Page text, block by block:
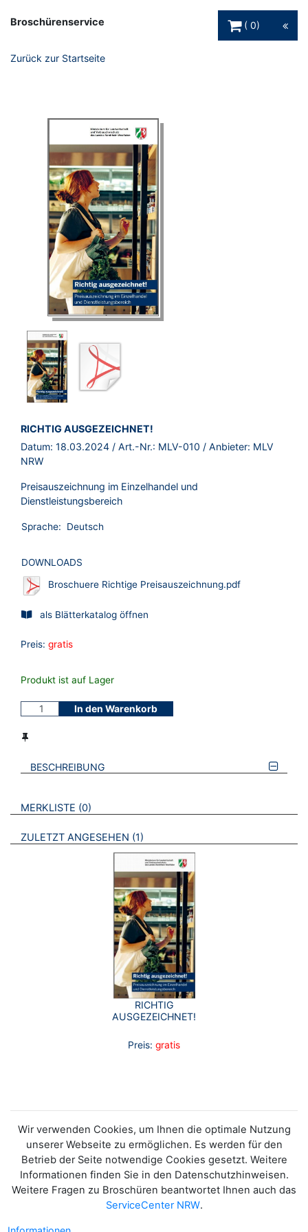
Broschürenservice
0
Zurück zur Startseite
BROSCHÜRE:
RICHTIG AUSGEZEICHNET!
Datum: 18.03.2024 / Art.-Nr.: MLV-010 / Anbieter: MLV
NRW
Preisauszeichnung im Einzelhandel und
Dienstleistungsbereich
Sprache: Deutsch
DOWNLOADS
Broschuere Richtige Preisauszeichnung.pdf
als Blätterkatalog öffnen
Preis: gratis
Produkt ist auf Lager
In den Warenkorb
BESCHREIBUNG
VERWEISE AUF VERMERKTE- ODER ZULETZT ANGESEHENE
MERKLISTE 0 BROSCHÜREN
ZULETZT ANGESEHEN 1 BROSCHÜREN
RICHTIG
AUSGEZEICHNET!
Preis: gratis
Wir verwenden Cookies, um Ihnen die optimale Nutzung
unserer Webseite zu ermöglichen. Es werden für den
Betrieb der Seite notwendige Cookies gesetzt. Weitere
Informationen finden Sie in den Datenschutzhinweisen.
Weitere Fragen zu Broschüren beantwortet Ihnen auch das
ServiceCenter NRW.